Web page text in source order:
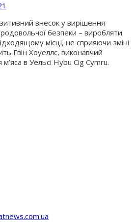
внесок у вирішення
безпеки – виробляти
місці, не сприяючи зміні
Гвін Хоуеллс, виконавчий
в Уельсі Hybu Cig Cymru.